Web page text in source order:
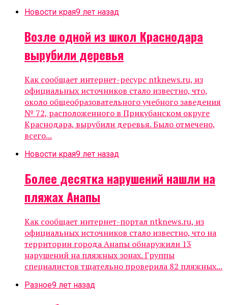
Новости края9 лет назад
Возле одной из школ Краснодара
вырубили деревья
Как сообщает интернет-ресурс ntknews.ru, из
официальных источников стало известно, что,
около общеобразовательного учебного заведения
№ 72, расположенного в Прикубанском округе
Краснодара, вырубили деревья. Было отмечено,
всего...
Новости края9 лет назад
Более десятка нарушений нашли на
пляжах Анапы
Как сообщает интернет-портал ntknews.ru, из
официальных источников стало известно, что на
территории города Анапы обнаружили 13
нарушений на пляжных зонах. Группы
специалистов тщательно проверила 82 пляжных...
Разное9 лет назад